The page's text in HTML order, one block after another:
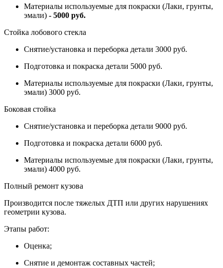
Материалы используемые для покраски (Лаки, грунты,
эмали) - 5000 руб.
Стойка лобового стекла
Снятие/установка и переборка детали 3000 руб.
Подготовка и покраска детали 5000 руб.
Материалы используемые для покраски (Лаки, грунты,
эмали) 3000 руб.
Боковая стойка
Снятие/установка и переборка детали 9000 руб.
Подготовка и покраска детали 6000 руб.
Материалы используемые для покраски (Лаки, грунты,
эмали) 4000 руб.
Полный ремонт кузова
Производится после тяжелых ДТП или других нарушениях
геометрии кузова.
Этапы работ:
Оценка;
Снятие и демонтаж составных частей;